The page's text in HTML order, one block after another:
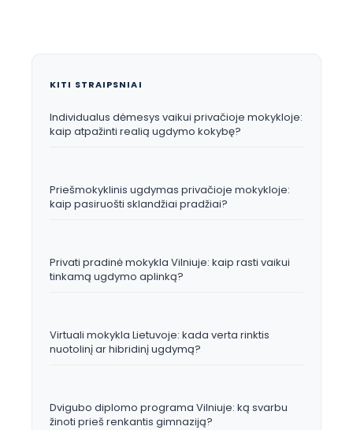
KITI STRAIPSNIAI
Individualus dėmesys vaikui privačioje mokykloje:
kaip atpažinti realią ugdymo kokybę?
Priešmokyklinis ugdymas privačioje mokykloje:
kaip pasiruošti sklandžiai pradžiai?
Privati pradinė mokykla Vilniuje: kaip rasti vaikui
tinkamą ugdymo aplinką?
Virtuali mokykla Lietuvoje: kada verta rinktis
nuotolinį ar hibridinį ugdymą?
Dvigubo diplomo programa Vilniuje: ką svarbu
žinoti prieš renkantis gimnaziją?